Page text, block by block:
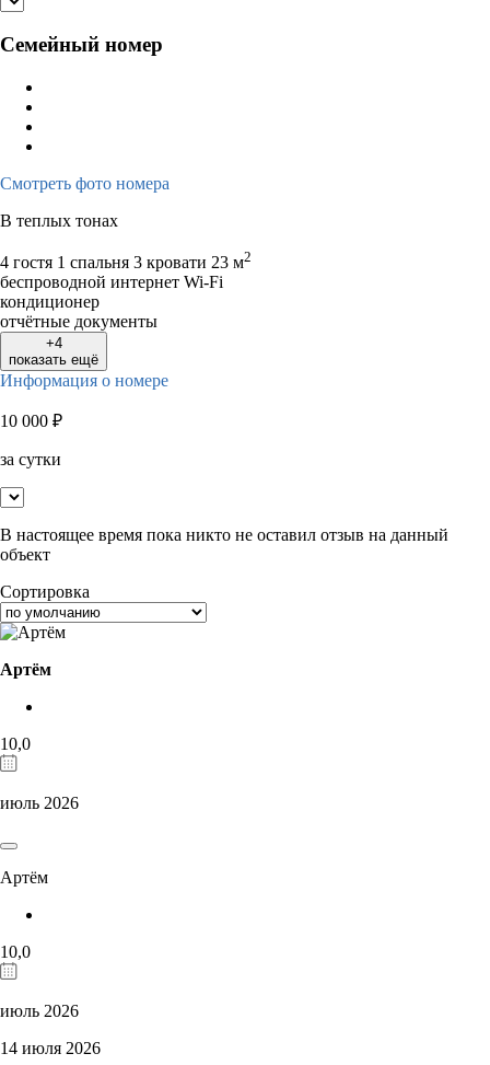
Семейный номер
Смотреть фото номера
В теплых тонах
4 гостя 1 спальня 3 кровати 23 м2
беспроводной интернет Wi-Fi
кондиционер
отчётные документы
+4
показать ещё
Информация о номере
10 000 ₽
за сутки
В настоящее время пока никто не оставил отзыв на данный
объект
Сортировка
Артём
10,0
июль 2026
Артём
10,0
июль 2026
14 июля 2026